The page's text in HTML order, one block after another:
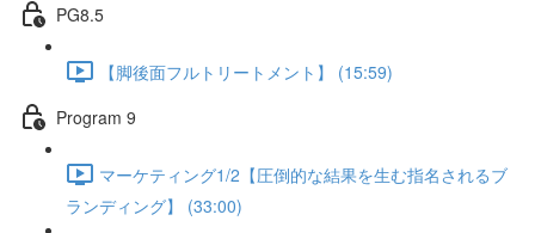
PG8.5
【脚後面フルトリートメント】 (15:59)
Program 9
マーケティング1/2【圧倒的な結果を生む指名されるブ
ランディング】 (33:00)